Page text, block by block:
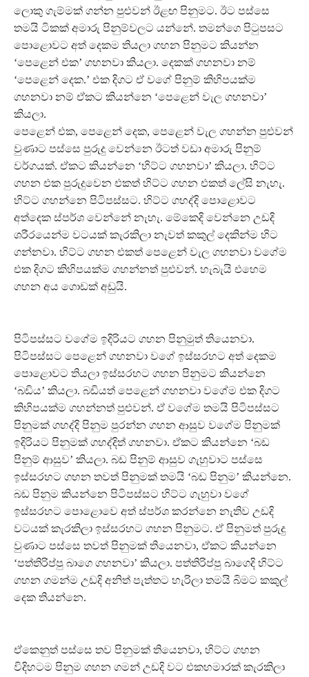
ලොකු ගැම්මක් ගන්න පුළුවන් ඊළඟ පිනුමට. ඊට පස්සෙ
තමයි ටිකක් අමාරු පිනුම්වලට යන්නේ. තමන්ගෙ පිටුපසට
පොළොවට අත් දෙකම තියලා ගහන පිනුමට කියන්න
‘පෙළෙන් එක’ ගහනවා කියලා. දෙකක් ගහනවා නම්
‘පෙළෙන් දෙක.’ එක දිගට ඒ වගේ පිනුම් කිහිපයක්ම
ගහනවා නම් ඒකට කියන්නෙ ‘පෙළෙන් වැල ගහනවා’
කියලා.
පෙළෙන් එක, පෙළෙන් දෙක, පෙළෙන් වැල ගහන්න පුළුවන්
වුණාට පස්සෙ පුරුදු වෙන්නෙ ඊටත් වඩා අමාරු පිනුම්
වර්ගයක්. ඒකට කියන්නෙ ‘හිට්ට ගහනවා’ කියලා. හිට්ට
ගහන එක පුරුදුවෙන එකත් හිට්ට ගහන එකත් ලේසි නැහැ.
හිට්ට ගහන්නෙ පිටිපස්සට. හිට්ට ගහද්දි පොළොවට
අත්දෙක ස්පර්ශ වෙන්නේ නැහැ. මේකෙදි වෙන්නෙ උඩදි
ශරීරයෙන්ම වටයක් කැරකිලා නැවත් කකුල් දෙකින්ම හිට
ගන්නවා. හිට්ට ගහන එකත් පෙළෙන් වැල ගහනවා වගේම
එක දිගට කිහිපයක්ම ගහන්නත් පුළුවන්. හැබැයි එහෙම
ගහන අය ගොඩක් අඩුයි.
පිටිපස්සට වගේම ඉදිරියට ගහන පිනුමුත් තියෙනවා.
පිටිපස්සට පෙළෙන් ගහනවා වගේ ඉස්සරහට අත් දෙකම
පොළොවට තියලා ඉස්සරහට ගහන පිනුමට කියන්නෙ
‘බඩිය’ කියලා. බඩියත් පෙළෙන් ගහනවා වගේම එක දිගට
කිහිපයක්ම ගහන්නත් පුළුවන්. ඒ වගේම තමයි පිටිපස්සට
පිනුමක් ගහද්දි පිනුම පුරන්න ගහන ආසුව වගේම පිනුමක්
ඉදිරියට පිනුමක් ගහද්දිත් ගහනවා. ඒකට කියන්නෙ ‘බඩ
පිනුම් ආසුව’ කියලා. බඩ පිනුම් ආසුව ගැහුවාට පස්සෙ
ඉස්සරහට ගහන තවත් පිනුමක් තමයි ‘බඩ පිනුම’ කියන්නෙ.
බඩ පිනුම කියන්නෙ පිටිපස්සට හිට්ට ගැහුවා වගේ
ඉස්සරහට පොළොවෙ අත් ස්පර්ශ කරන්නෙ නැතිව උඩදි
වටයක් කැරකිලා ඉස්සරහට ගහන පිනුමට. ඒ පිනුමත් පුරුදු
වුණාට පස්සෙ තවත් පිනුමක් තියෙනවා, ඒකට කියන්නෙ
‘පත්තිරිප්පු බාගෙ ගහනවා’ කියලා. පත්තිරිප්පු බාගෙදි හිට්ට
ගහන ගමන්ම උඩදි අනිත් පැත්තට හැරිලා තමයි බිමට කකුල්
දෙක තියන්නෙ.
ඒකෙනුත් පස්සෙ තව පිනුමක් තියෙනවා, හිට්ට ගහන
විදිහටම පිනුම ගහන ගමන් උඩදි වට එකහමාරක් කැරකිලා